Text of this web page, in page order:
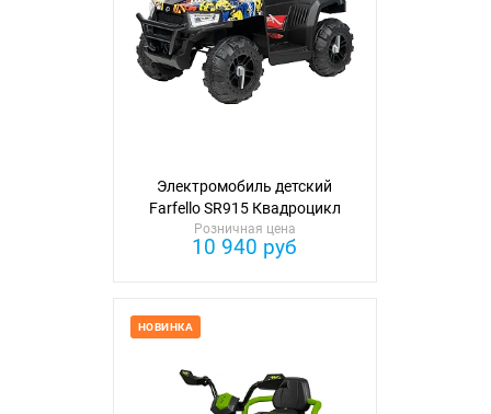
Электромобиль детский
Farfello SR915 Квадроцикл
Розничная цена
10 940 руб
НОВИНКА